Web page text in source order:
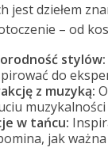
jest dziełem
– od
stylów:
do
z muzyką:
w tańcu:
jak